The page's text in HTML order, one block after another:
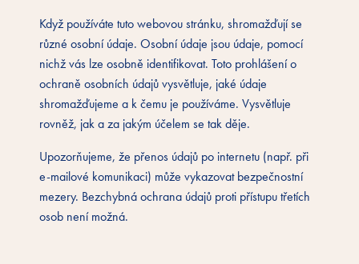
Když používáte tuto webovou stránku, shromažďují se
různé osobní údaje. Osobní údaje jsou údaje, pomocí
nichž vás lze osobně identifikovat. Toto prohlášení o
ochraně osobních údajů vysvětluje, jaké údaje
shromažďujeme a k čemu je používáme. Vysvětluje
rovněž, jak a za jakým účelem se tak děje.
Upozorňujeme, že přenos údajů po internetu (např. při
e-mailové komunikaci) může vykazovat bezpečnostní
mezery. Bezchybná ochrana údajů proti přístupu třetích
osob není možná.